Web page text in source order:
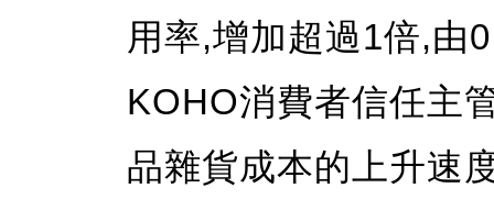
用率,增加超過1倍,由
KOHO消費者信任主
品雜貨成本的上升速